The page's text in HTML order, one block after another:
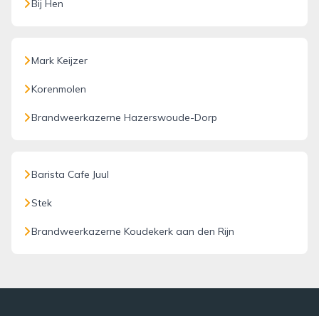
Bij Hen
Mark Keijzer
Korenmolen
Brandweerkazerne Hazerswoude-Dorp
Barista Cafe Juul
Stek
Brandweerkazerne Koudekerk aan den Rijn